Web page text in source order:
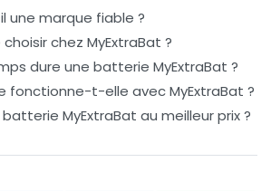
une marque fiable ?
chez MyExtraBat ?
dure une batterie MyExtraBat ?
fonctionne-t-elle avec MyExtraBat ?
MyExtraBat au meilleur prix ?